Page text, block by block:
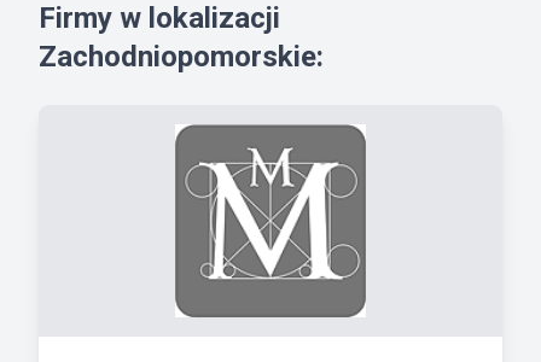
Firmy w lokalizacji
Zachodniopomorskie: